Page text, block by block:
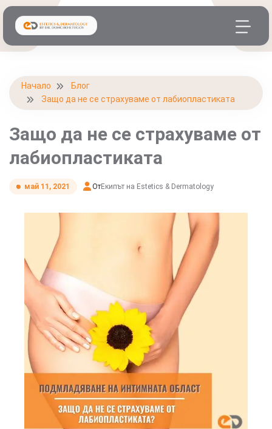
Начало
Блог
Защо да не се страхуваме от лабиопластиката
Защо да не се страхуваме от
лабиопластиката
май 11, 2021 ОтЕкипът на Estetics & Dermatology